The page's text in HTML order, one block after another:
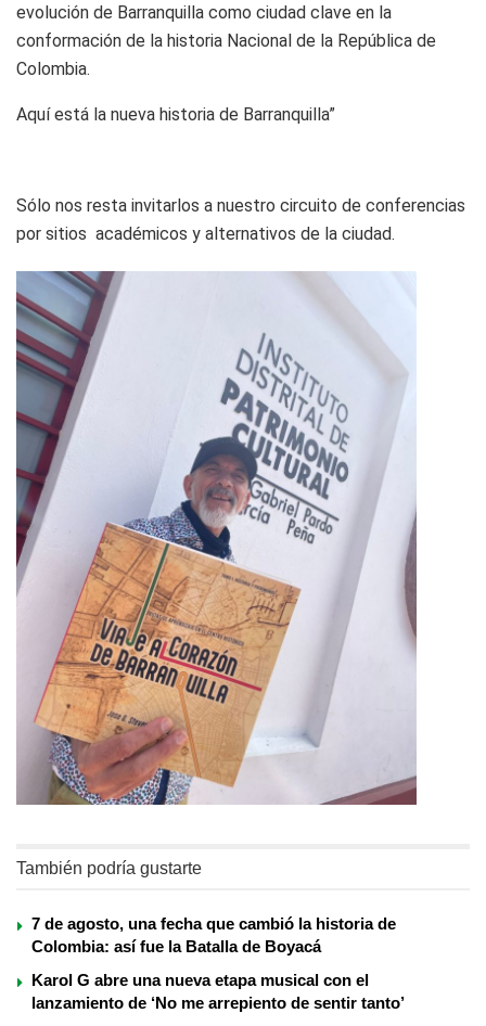
evolución de Barranquilla como ciudad clave en la
conformación de la historia Nacional de la República de
Colombia.
Aquí está la nueva historia de Barranquilla”
Sólo nos resta invitarlos a nuestro circuito de conferencias
por sitios académicos y alternativos de la ciudad.
También podría gustarte
7 de agosto, una fecha que cambió la historia de
Colombia: así fue la Batalla de Boyacá
Karol G abre una nueva etapa musical con el
lanzamiento de ‘No me arrepiento de sentir tanto’